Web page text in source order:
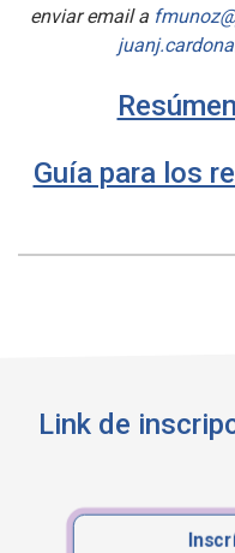
enviar email a
Guía para los
Link de